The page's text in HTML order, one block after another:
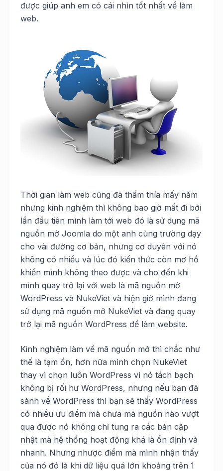
được giúp anh em có cái nhìn tốt nhất về làm
web.
Thời gian làm web cũng đã thấm thía mấy năm
nhưng kinh nghiệm thì không bao giờ mất đi bởi
lần đầu tiên mình làm tới web đó là sử dụng mã
nguồn mở Joomla do một anh cùng trường dạy
cho vài đường cơ bản, nhưng cơ duyên với nó
không có nhiều và lúc đó kiến thức còn mơ hồ
khiến mình không theo được và cho đến khi
mình quay trở lại với web là mã nguồn mở
WordPress và NukeViet và hiện giờ mình đang
sử dụng mã nguồn mở NukeViet và đang quay
trở lại mã nguồn WordPress để làm website.
Kinh nghiệm làm về mã nguồn mở thì chắc như
thế là tạm ổn, hơn nữa mình chọn NukeViet
thay vì chọn luôn WordPress vì nó tách bạch
không bị rối hư WordPress, nhưng nếu bạn đã
sành về WordPress thì bạn sẽ thấy WordPress
có nhiều ưu điểm mà chưa mã nguồn nào vượt
qua được nó không chỉ tung ra các bản cập
nhật mà hệ thống hoạt động khá là ổn định và
nhanh. Nhưng nhược điểm mà mình nhận thấy
của nó đó là khi dữ liệu quá lớn khoảng trên 1